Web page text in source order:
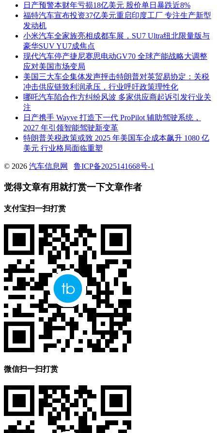
日产预警本财年亏损18亿美元 股价单日暴跌近8%
福特汽车宣布投资37亿美元重启印度工厂 专注生产新型
发动机
小米汽车全家族亮相成都车展，SU7 Ultra纽北限量版与
豪华SUV YU7成焦点
现代汽车停产捷尼赛思电动GV70 全球产能战略大调整
应对美国市场变局
美国三大车企集体发声抨击特朗普对英贸易协定：关税
冲击供应链致利润承压，行业呼吁政策理性化
哪吒汽车陷合作方纠纷风波 多家供应商起诉引发行业关
注
日产携手 Wayve 打造下一代 ProPilot 辅助驾驶系统，
2027 年引领智能驾驶新变革
特朗普关税政策或致 2025 年美国车企成本飙升 1080 亿
美元 行业格局面临重塑
© 2026 汽车信息网 鲁ICP备2025141668号-1
觉得文章有用就打赏一下文章作者
支付宝扫一扫打赏
微信扫一扫打赏